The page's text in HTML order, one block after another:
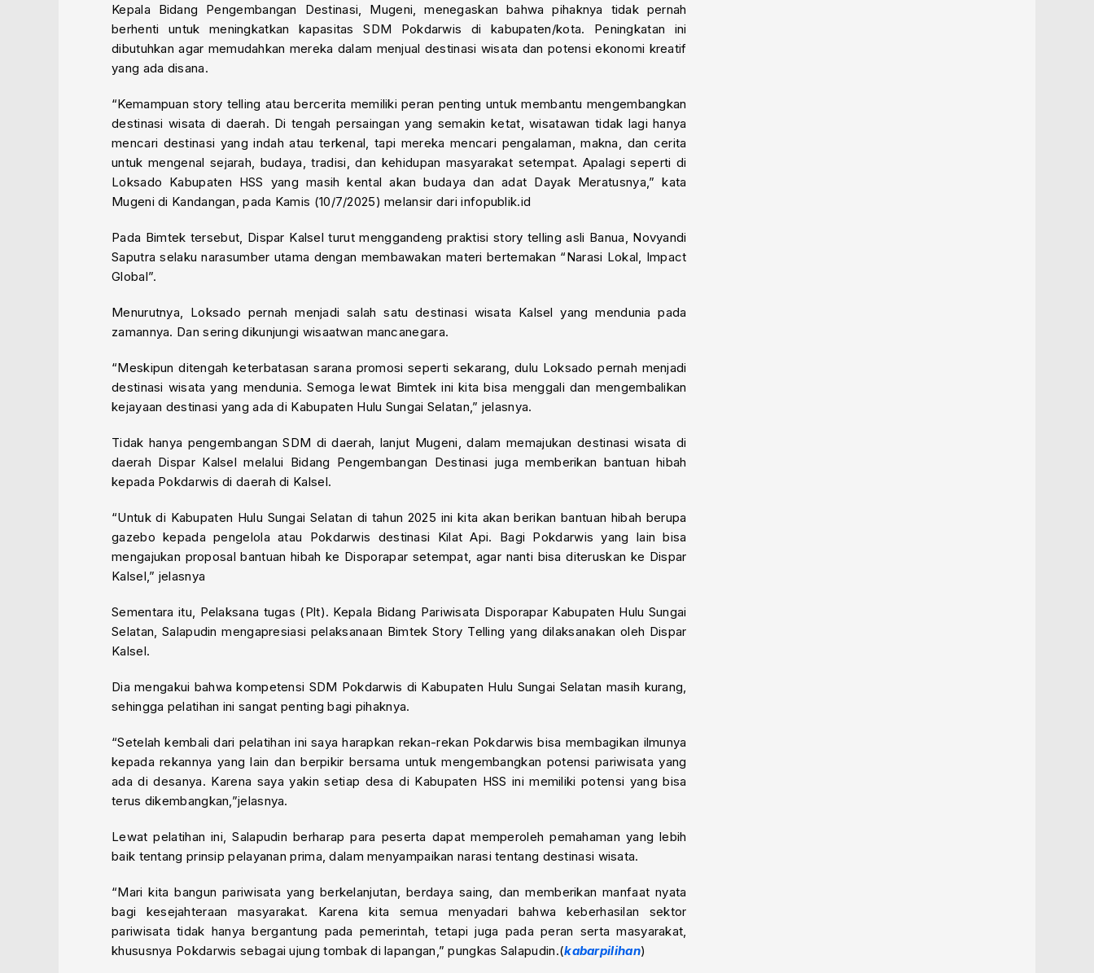
Kepala Bidang Pengembangan Destinasi, Mugeni, menegaskan bahwa pihaknya tidak pernah
berhenti untuk meningkatkan kapasitas SDM Pokdarwis di kabupaten/kota. Peningkatan ini
dibutuhkan agar memudahkan mereka dalam menjual destinasi wisata dan potensi ekonomi kreatif
yang ada disana.
“Kemampuan story telling atau bercerita memiliki peran penting untuk membantu mengembangkan
destinasi wisata di daerah. Di tengah persaingan yang semakin ketat, wisatawan tidak lagi hanya
mencari destinasi yang indah atau terkenal, tapi mereka mencari pengalaman, makna, dan cerita
untuk mengenal sejarah, budaya, tradisi, dan kehidupan masyarakat setempat. Apalagi seperti di
Loksado Kabupaten HSS yang masih kental akan budaya dan adat Dayak Meratusnya,” kata
Mugeni di Kandangan, pada Kamis (10/7/2025) melansir dari infopublik.id
Pada Bimtek tersebut, Dispar Kalsel turut menggandeng praktisi story telling asli Banua, Novyandi
Saputra selaku narasumber utama dengan membawakan materi bertemakan “Narasi Lokal, Impact
Global”.
Menurutnya, Loksado pernah menjadi salah satu destinasi wisata Kalsel yang mendunia pada
zamannya. Dan sering dikunjungi wisaatwan mancanegara.
“Meskipun ditengah keterbatasan sarana promosi seperti sekarang, dulu Loksado pernah menjadi
destinasi wisata yang mendunia. Semoga lewat Bimtek ini kita bisa menggali dan mengembalikan
kejayaan destinasi yang ada di Kabupaten Hulu Sungai Selatan,” jelasnya.
Tidak hanya pengembangan SDM di daerah, lanjut Mugeni, dalam memajukan destinasi wisata di
daerah Dispar Kalsel melalui Bidang Pengembangan Destinasi juga memberikan bantuan hibah
kepada Pokdarwis di daerah di Kalsel.
“Untuk di Kabupaten Hulu Sungai Selatan di tahun 2025 ini kita akan berikan bantuan hibah berupa
gazebo kepada pengelola atau Pokdarwis destinasi Kilat Api. Bagi Pokdarwis yang lain bisa
mengajukan proposal bantuan hibah ke Disporapar setempat, agar nanti bisa diteruskan ke Dispar
Kalsel,” jelasnya
Sementara itu, Pelaksana tugas (Plt). Kepala Bidang Pariwisata Disporapar Kabupaten Hulu Sungai
Selatan, Salapudin mengapresiasi pelaksanaan Bimtek Story Telling yang dilaksanakan oleh Dispar
Kalsel.
Dia mengakui bahwa kompetensi SDM Pokdarwis di Kabupaten Hulu Sungai Selatan masih kurang,
sehingga pelatihan ini sangat penting bagi pihaknya.
“Setelah kembali dari pelatihan ini saya harapkan rekan-rekan Pokdarwis bisa membagikan ilmunya
kepada rekannya yang lain dan berpikir bersama untuk mengembangkan potensi pariwisata yang
ada di desanya. Karena saya yakin setiap desa di Kabupaten HSS ini memiliki potensi yang bisa
terus dikembangkan,”jelasnya.
Lewat pelatihan ini, Salapudin berharap para peserta dapat memperoleh pemahaman yang lebih
baik tentang prinsip pelayanan prima, dalam menyampaikan narasi tentang destinasi wisata.
“Mari kita bangun pariwisata yang berkelanjutan, berdaya saing, dan memberikan manfaat nyata
bagi kesejahteraan masyarakat. Karena kita semua menyadari bahwa keberhasilan sektor
pariwisata tidak hanya bergantung pada pemerintah, tetapi juga pada peran serta masyarakat,
khususnya Pokdarwis sebagai ujung tombak di lapangan,” pungkas Salapudin.(kabarpilihan)